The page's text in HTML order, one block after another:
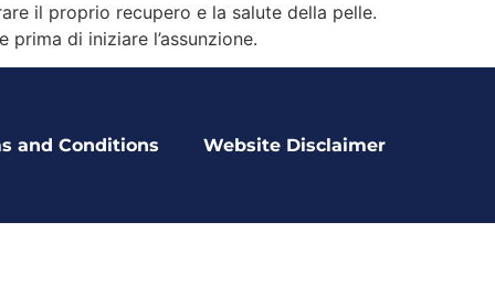
il proprio recupero e la salute della pelle.
di iniziare l’assunzione.
and Conditions Website Disclaimer